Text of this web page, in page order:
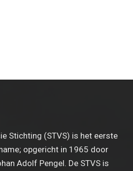
Stichting (STVS) is het eerste
opgericht in 1965 door
Adolf Pengel. De STVS is